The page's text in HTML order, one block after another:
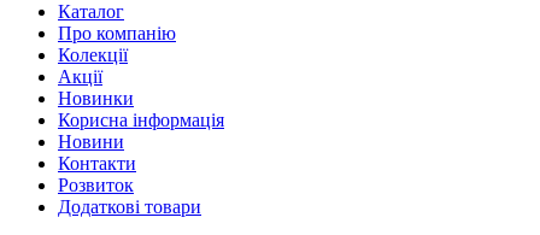
Каталог
Про компанію
Колекції
Акції
Новинки
Корисна інформація
Новини
Контакти
Розвиток
Додаткові товари